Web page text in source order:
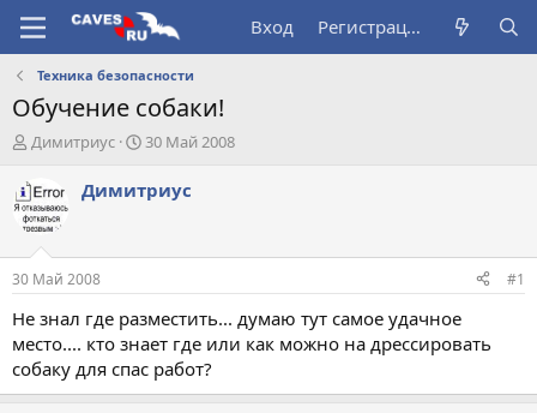
Вход Регистрация
Техника безопасности
Обучение собаки!
А
т
о
р
т
е
м
ы
Димитриус
Д
т
а
а
л
30 Май 2008
Димитриус
30 Май 2008 #1
Не знал где разместить... думаю тут самое удачное
место.... кто знает где или как можно на дрессировать
собаку для спас работ?